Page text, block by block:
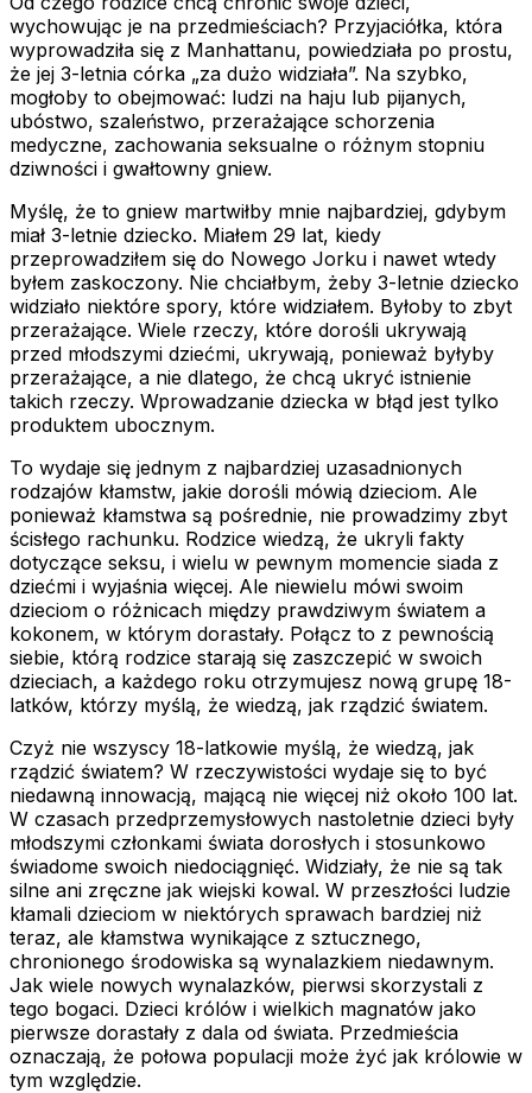
wychowując je na przedmieściach? Przyjaciółka, która
wyprowadziła się z Manhattanu, powiedziała po prostu,
że jej 3-letnia córka „za dużo widziała”. Na szybko,
mogłoby to obejmować: ludzi na haju lub pijanych,
ubóstwo, szaleństwo, przerażające schorzenia
medyczne, zachowania seksualne o różnym stopniu
dziwności i gwałtowny gniew.
Myślę, że to gniew martwiłby mnie najbardziej, gdybym
miał 3-letnie dziecko. Miałem 29 lat, kiedy
przeprowadziłem się do Nowego Jorku i nawet wtedy
byłem zaskoczony. Nie chciałbym, żeby 3-letnie dziecko
widziało niektóre spory, które widziałem. Byłoby to zbyt
przerażające. Wiele rzeczy, które dorośli ukrywają
przed młodszymi dziećmi, ukrywają, ponieważ byłyby
przerażające, a nie dlatego, że chcą ukryć istnienie
takich rzeczy. Wprowadzanie dziecka w błąd jest tylko
produktem ubocznym.
To wydaje się jednym z najbardziej uzasadnionych
rodzajów kłamstw, jakie dorośli mówią dzieciom. Ale
ponieważ kłamstwa są pośrednie, nie prowadzimy zbyt
ścisłego rachunku. Rodzice wiedzą, że ukryli fakty
dotyczące seksu, i wielu w pewnym momencie siada z
dziećmi i wyjaśnia więcej. Ale niewielu mówi swoim
dzieciom o różnicach między prawdziwym światem a
kokonem, w którym dorastały. Połącz to z pewnością
siebie, którą rodzice starają się zaszczepić w swoich
dzieciach, a każdego roku otrzymujesz nową grupę 18-
latków, którzy myślą, że wiedzą, jak rządzić światem.
Czyż nie wszyscy 18-latkowie myślą, że wiedzą, jak
rządzić światem? W rzeczywistości wydaje się to być
niedawną innowacją, mającą nie więcej niż około 100 lat.
W czasach przedprzemysłowych nastoletnie dzieci były
młodszymi członkami świata dorosłych i stosunkowo
świadome swoich niedociągnięć. Widziały, że nie są tak
silne ani zręczne jak wiejski kowal. W przeszłości ludzie
kłamali dzieciom w niektórych sprawach bardziej niż
teraz, ale kłamstwa wynikające z sztucznego,
chronionego środowiska są wynalazkiem niedawnym.
Jak wiele nowych wynalazków, pierwsi skorzystali z
tego bogaci. Dzieci królów i wielkich magnatów jako
pierwsze dorastały z dala od świata. Przedmieścia
oznaczają, że połowa populacji może żyć jak królowie w
tym względzie.